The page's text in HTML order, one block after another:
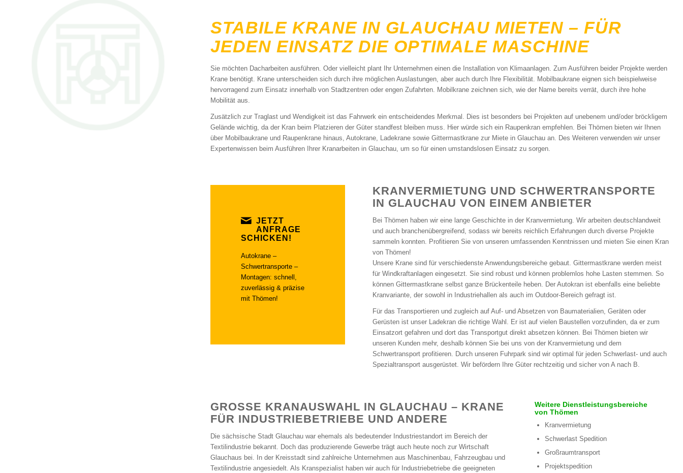
STABILE KRANE IN GLAUCHAU MIETEN – FÜR
JEDEN EINSATZ DIE OPTIMALE MASCHINE
Sie möchten Dacharbeiten ausführen. Oder vielleicht plant Ihr Unternehmen einen die Installation von Klimaanlagen. Zum Ausführen beider Projekte werden
Krane benötigt. Krane unterscheiden sich durch ihre möglichen Auslastungen, aber auch durch Ihre Flexibilität. Mobilbaukrane eignen sich beispielweise
hervorragend zum Einsatz innerhalb von Stadtzentren oder engen Zufahrten. Mobilkrane zeichnen sich, wie der Name bereits verrät, durch ihre hohe
Mobilität aus.
Zusätzlich zur Traglast und Wendigkeit ist das Fahrwerk ein entscheidendes Merkmal. Dies ist besonders bei Projekten auf unebenem und/oder bröckligem
Gelände wichtig, da der Kran beim Platzieren der Güter standfest bleiben muss. Hier würde sich ein Raupenkran empfehlen. Bei Thömen bieten wir Ihnen
über Mobilbaukrane und Raupenkrane hinaus, Autokrane, Ladekrane sowie Gittermastkrane zur Miete in Glauchau an. Des Weiteren verwenden wir unser
Expertenwissen beim Ausführen Ihrer Kranarbeiten in Glauchau, um so für einen umstandslosen Einsatz zu sorgen.
JETZT
ANFRAGE
SCHICKEN!
Autokrane –
Schwertransporte –
Montagen: schnell,
zuverlässig & präzise
mit Thömen!
KRANVERMIETUNG UND SCHWERTRANSPORTE
IN GLAUCHAU VON EINEM ANBIETER
Bei Thömen haben wir eine lange Geschichte in der Kranvermietung. Wir arbeiten deutschlandweit
und auch branchenübergreifend, sodass wir bereits reichlich Erfahrungen durch diverse Projekte
sammeln konnten. Profitieren Sie von unseren umfassenden Kenntnissen und mieten Sie einen Kran
von Thömen!
Unsere Krane sind für verschiedenste Anwendungsbereiche gebaut. Gittermastkrane werden meist
für Windkraftanlagen eingesetzt. Sie sind robust und können problemlos hohe Lasten stemmen. So
können Gittermastkrane selbst ganze Brückenteile heben. Der Autokran ist ebenfalls eine beliebte
Kranvariante, der sowohl in Industriehallen als auch im Outdoor-Bereich gefragt ist.
Für das Transportieren und zugleich auf Auf- und Absetzen von Baumaterialien, Geräten oder
Gerüsten ist unser Ladekran die richtige Wahl. Er ist auf vielen Baustellen vorzufinden, da er zum
Einsatzort gefahren und dort das Transportgut direkt absetzen können. Bei Thömen bieten wir
unseren Kunden mehr, deshalb können Sie bei uns von der Kranvermietung und dem
Schwertransport profitieren. Durch unseren Fuhrpark sind wir optimal für jeden Schwerlast- und auch
Spezialtransport ausgerüstet. Wir befördern Ihre Güter rechtzeitig und sicher von A nach B.
GROSSE KRANAUSWAHL IN GLAUCHAU – KRANE F
ÜR INDUSTRIEBETRIEBE UND ANDERE
Die sächsische Stadt Glauchau war ehemals als bedeutender Industriestandort im Bereich der
Textilindustrie bekannt. Doch das produzierende Gewerbe trägt auch heute noch zur Wirtschaft
Glauchaus bei. In der Kreisstadt sind zahlreiche Unternehmen aus Maschinenbau, Fahrzeugbau und
Textilindustrie angesiedelt. Als Kranspezialist haben wir auch für Industriebetriebe die geeigneten
Weitere Dienstleistungsbereiche
von Thömen
Kranvermietung
Schwerlast Spedition
Großraumtransport
Projektspedition